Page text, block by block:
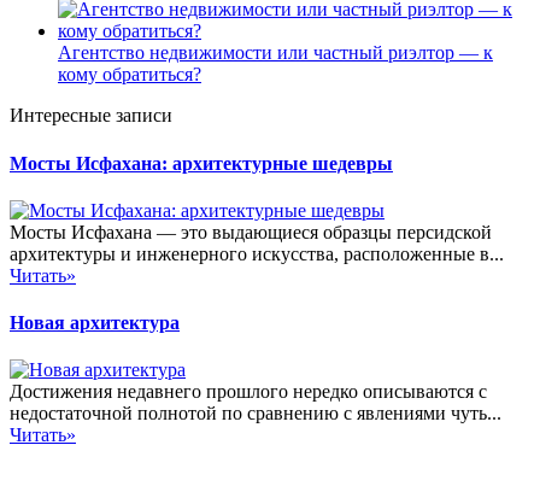
Агентство недвижимости или частный риэлтор — к
кому обратиться?
Интересные записи
Мосты Исфахана: архитектурные шедевры
Мосты Исфахана — это выдающиеся образцы персидской
архитектуры и инженерного искусства, расположенные в...
Читать»
Новая архитектура
Достижения недавнего прошлого нередко описываются с
недостаточной полнотой по сравнению с явлениями чуть...
Читать»